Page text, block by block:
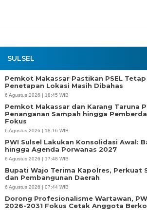
SULSEL
Pemkot Makassar Pastikan PSEL
Penetapan Lokasi Masih Dibahas
6 Agustus 2026 | 18:45 WIB
Pemkot Makassar dan Karang Taruna
Penanganan Sampah hingga
Fokus
6 Agustus 2026 | 18:16 WIB
PWI Sulsel Lakukan Konsolidasi Awal:
hingga Agenda Porwanas 2027
6 Agustus 2026 | 17:48 WIB
Bupati Wajo Terima Kapolres, Perkuat
dan Pembangunan Daerah
6 Agustus 2026 | 07:44 WIB
Dorong Profesionalisme Wartawan,
2026-2031 Fokus Cetak Anggota